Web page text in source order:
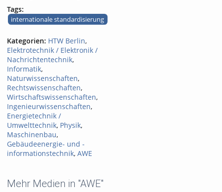
Tags:
internationale standardisierung
Kategorien: HTW Berlin,
Elektrotechnik / Elektronik /
Nachrichtentechnik,
Informatik,
Naturwissenschaften,
Rechtswissenschaften,
Wirtschaftswissenschaften,
Ingenieurwissenschaften,
Energietechnik /
Umwelttechnik, Physik,
Maschinenbau,
Gebäudeenergie- und -
informationstechnik, AWE
Mehr Medien in "AWE"